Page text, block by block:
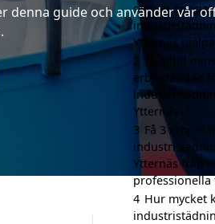
guide och använder vår
som är
Ytternäs
2 Få alltid
erbjudanden
Ytternäs
3 Få 3
Ytternäs från
professionella
4 Hur mycket